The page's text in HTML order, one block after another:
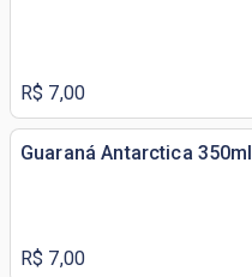
R$ 7,00
Guaraná Antarctica 350ml
R$ 7,00